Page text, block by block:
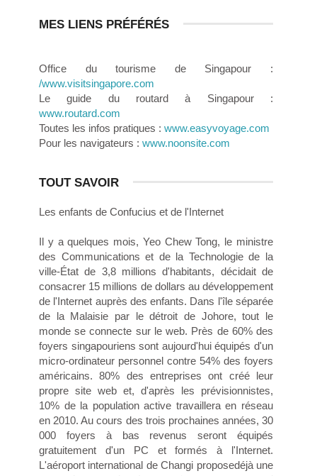
MES LIENS PRÉFÉRÉS
Office du tourisme de Singapour :
/www.visitsingapore.com
Le guide du routard à Singapour :
www.routard.com
Toutes les infos pratiques : www.easyvoyage.com
Pour les navigateurs : www.noonsite.com
TOUT SAVOIR
Les enfants de Confucius et de l'Internet
Il y a quelques mois, Yeo Chew Tong, le ministre
des Communications et de la Technologie de la
ville-État de 3,8 millions d'habitants, décidait de
consacrer 15 millions de dollars au développement
de l'Internet auprès des enfants. Dans l'île séparée
de la Malaisie par le détroit de Johore, tout le
monde se connecte sur le web. Près de 60% des
foyers singapouriens sont aujourd'hui équipés d'un
micro-ordinateur personnel contre 54% des foyers
américains. 80% des entreprises ont créé leur
propre site web et, d'après les prévisionnistes,
10% de la population active travaillera en réseau
en 2010. Au cours des trois prochaines années, 30
000 foyers à bas revenus seront équipés
gratuitement d'un PC et formés à l'Internet.
L'aéroport international de Changi proposedéjà une